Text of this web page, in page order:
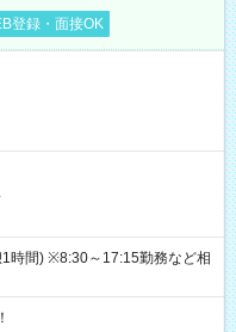
登録・面接OK
間) ※8:30～17:15勤務など相